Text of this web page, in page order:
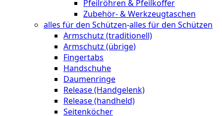
Pfeilröhren & Pfeilkoffer
Zubehör- & Werkzeugtaschen
alles für den Schützen-alles für den Schützen
Armschutz (traditionell)
Armschutz (übrige)
Fingertabs
Handschuhe
Daumenringe
Release (Handgelenk)
Release (handheld)
Seitenköcher